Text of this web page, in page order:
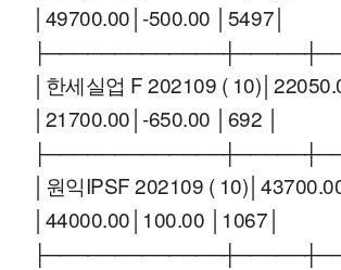
│49700.00│-500.00 │5497│
│한세실업 F 202109 (
│21700.00│-650.00 │692 │
│원익IPSF 202109 (
│44000.00│100.00 │1067│